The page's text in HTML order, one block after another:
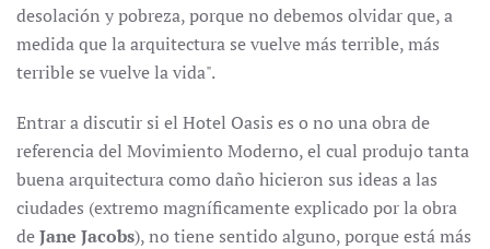
desolación y pobreza, porque no debemos olvidar que, a
medida que la arquitectura se vuelve más terrible, más
terrible se vuelve la vida".
Entrar a discutir si el Hotel Oasis es o no una obra de
referencia del Movimiento Moderno, el cual produjo tanta
buena arquitectura como daño hicieron sus ideas a las
ciudades (extremo magníficamente explicado por la obra
deJane Jacobs), no tiene sentido alguno, porque está más